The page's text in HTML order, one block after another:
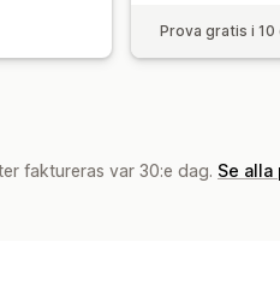
Prova gratis i 10
faktureras var 30:e dag. Se